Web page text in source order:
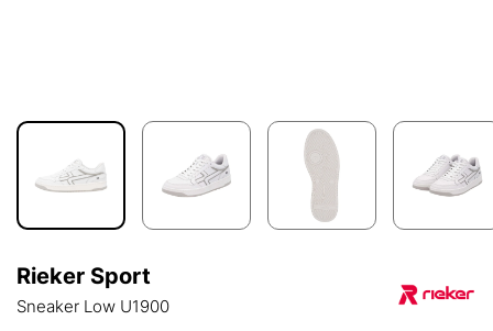
Rieker Sport
Sneaker Low U1900